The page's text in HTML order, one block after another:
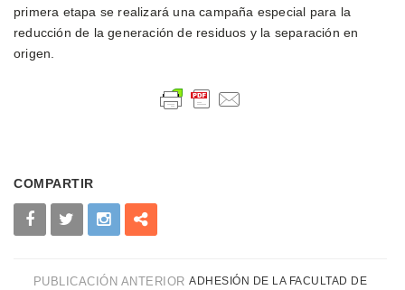
primera etapa se realizará una campaña especial para la
reducción de la generación de residuos y la separación en
origen.
COMPARTIR
PUBLICACIÓN ANTERIOR ADHESIÓN DE LA FACULTAD DE